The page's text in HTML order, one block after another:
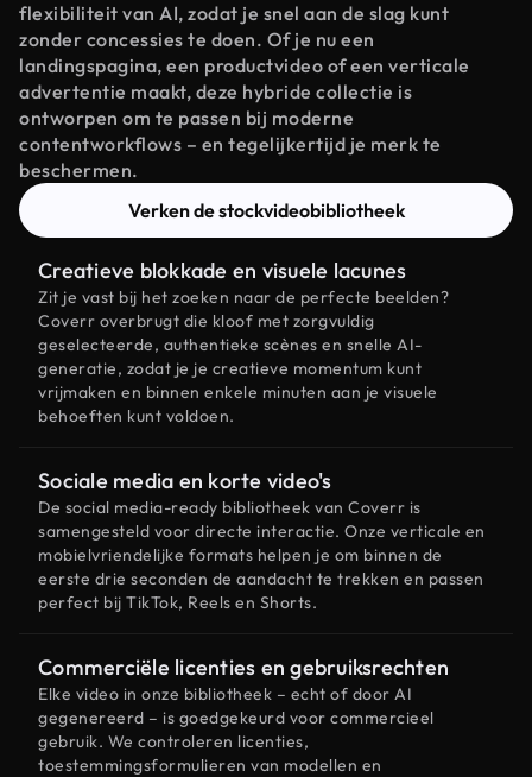
flexibiliteit van AI, zodat je snel aan de slag kunt
zonder concessies te doen. Of je nu een
landingspagina, een productvideo of een verticale
advertentie maakt, deze hybride collectie is
ontworpen om te passen bij moderne
contentworkflows – en tegelijkertijd je merk te
beschermen.
Verken de stockvideobibliotheek
Creatieve blokkade en visuele lacunes
Zit je vast bij het zoeken naar de perfecte beelden?
Coverr overbrugt die kloof met zorgvuldig
geselecteerde, authentieke scènes en snelle AI-
generatie, zodat je je creatieve momentum kunt
vrijmaken en binnen enkele minuten aan je visuele
behoeften kunt voldoen.
Sociale media en korte video's
De social media-ready bibliotheek van Coverr is
samengesteld voor directe interactie. Onze verticale en
mobielvriendelijke formats helpen je om binnen de
eerste drie seconden de aandacht te trekken en passen
perfect bij TikTok, Reels en Shorts.
Commerciële licenties en gebruiksrechten
Elke video in onze bibliotheek – echt of door AI
gegenereerd – is goedgekeurd voor commercieel
gebruik. We controleren licenties,
toestemmingsformulieren van modellen en